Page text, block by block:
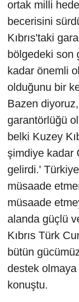
ortak milli
becerisini
Kıbrıs'taki
bölgedeki son
kadar önemli
olduğunu bir
Bazen
garantörlüğü
belki Kuzey
şimdiye kadar
gelirdi.'
müsaade
müsaade
alanda güçlü
Kıbrıs Türk
bütün
destek
konuştu.